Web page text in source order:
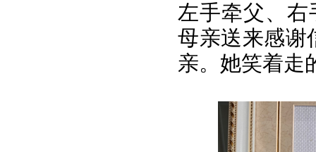
左手牵父、
母亲送来感谢
亲。她笑着走